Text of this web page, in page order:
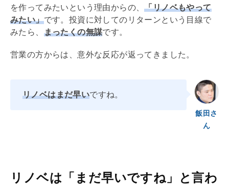
を作ってみたいという理由からの、「リノベもやって
みたい」です。投資に対してのリターンという目線で
みたら、 まったくの無謀です。
営業の方からは、意外な反応が返ってきました。
飯田さ
ん
リノベはまだ早いですね。
リノベは「まだ早いですね」と言わ